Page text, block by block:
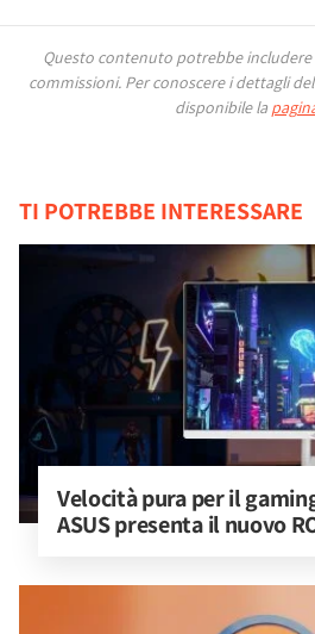
Questo contenuto potrebbe
commissioni. Per conoscere i dettagli
disponibile la
TI POTREBBE INTERESSARE
Velocità pura per il
ASUS presenta il nuovo